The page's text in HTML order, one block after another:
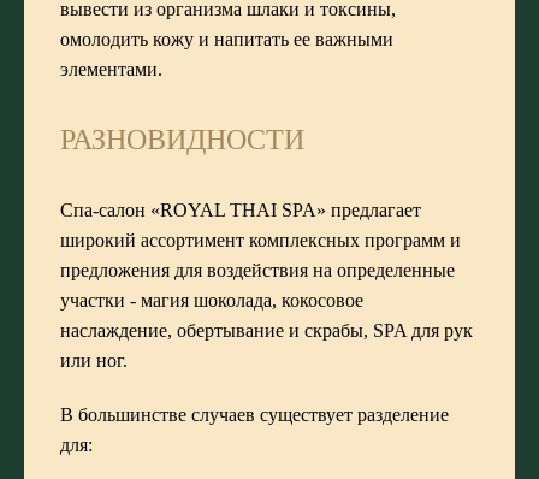
вывести из организма шлаки и токсины,
омолодить кожу и напитать ее важными
элементами.
РАЗНОВИДНОСТИ
Спа-салон «ROYAL THAI SPA» предлагает
широкий ассортимент комплексных программ и
предложения для воздействия на определенные
участки - магия шоколада, кокосовое
наслаждение, обертывание и скрабы, SPA для рук
или ног.
В большинстве случаев существует разделение
для: